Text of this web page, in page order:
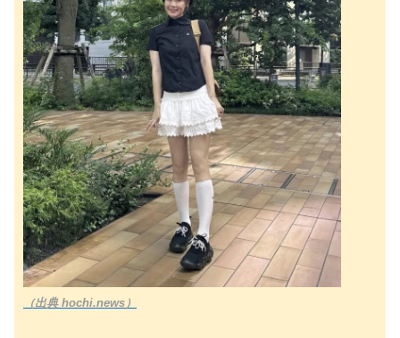
（出典 hochi.news）